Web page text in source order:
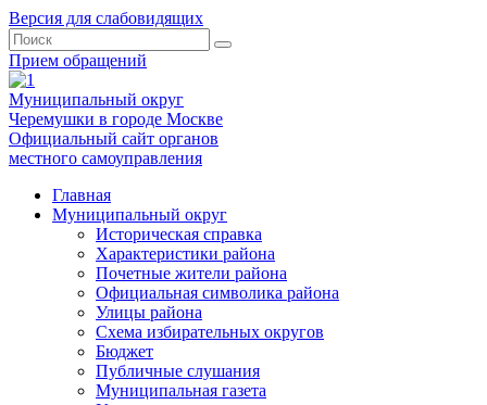
Версия для слабовидящих
Прием обращений
Муниципальный округ
Черемушки в городе Москве
Официальный сайт органов
местного самоуправления
Главная
Муниципальный округ
Историческая справка
Характеристики района
Почетные жители района
Официальная символика района
Улицы района
Схема избирательных округов
Бюджет
Публичные слушания
Муниципальная газета